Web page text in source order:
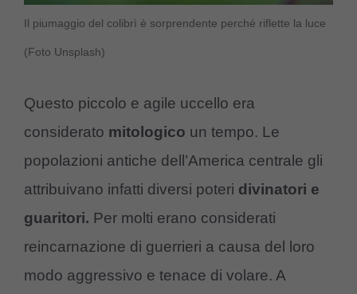
Il piumaggio del colibrì è sorprendente perché riflette la luce
(Foto Unsplash)
Questo piccolo e agile uccello era
considerato mitologico un tempo. Le
popolazioni antiche dell’America centrale gli
attribuivano infatti diversi poteri divinatori e
guaritori. Per molti erano considerati
reincarnazione di guerrieri a causa del loro
modo aggressivo e tenace di volare. A